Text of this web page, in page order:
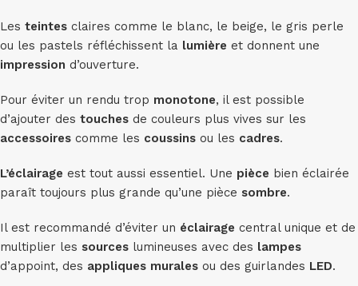
Les teintes claires comme le blanc, le beige, le gris perle
ou les pastels réfléchissent la lumière et donnent une
impression d’ouverture.
Pour éviter un rendu trop monotone, il est possible
d’ajouter des touches de couleurs plus vives sur les
accessoires comme les coussins ou les cadres.
L’éclairage est tout aussi essentiel. Une pièce bien éclairée
paraît toujours plus grande qu’une pièce sombre.
Il est recommandé d’éviter un éclairage central unique et de
multiplier les sources lumineuses avec des lampes
d’appoint, des appliques murales ou des guirlandes LED.